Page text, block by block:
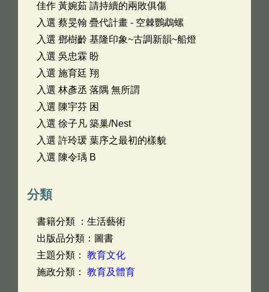
佳作 黃婉茹 請持續的兩敗俱傷
入選 蔡旻翰 疊代計畫 - 空棘鸚鵡螺
入選 鄧樹齡 基隆印象~古調新韻~船燈
入選 吳忠霖 盼
入選 施育廷 翔
入選 林彥丞 落隅 無所謂
入選 陳宇芬 困
入選 徐子凡 築巢/Nest
入選 許玲瑗 葉序之最初的樣貌
入選 陳令瑀 B
分類
書籍分類 ：生活藝術
出版品分類：圖書
主題分類： 教育文化
施政分類： 教育及體育